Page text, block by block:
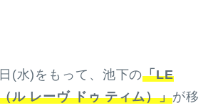
(水)をもって、池下の「LE
ル レーヴ ドゥ ティム）」が移